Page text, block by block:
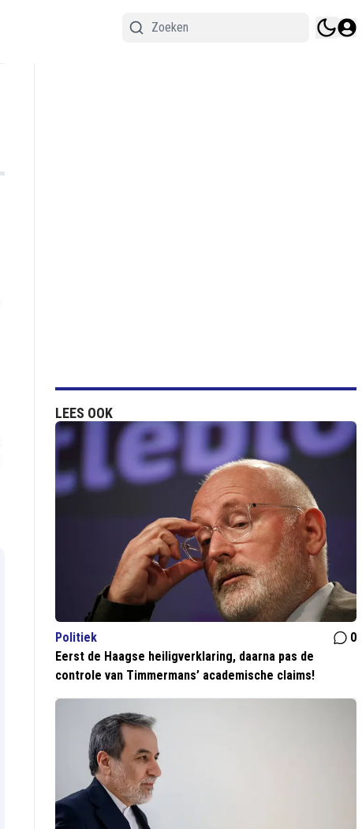
LEES OOK
Politiek
0
Eerst de Haagse heiligverklaring, daarna pas de
controle van Timmermans’ academische claims!